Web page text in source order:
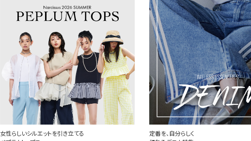
女性らしいシルエットを引き立てる
定番を、自分らしく